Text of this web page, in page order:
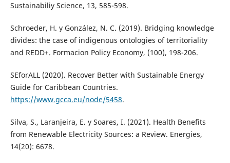
Sustainabiliy Science, 13, 585-598.
Schroeder, H. y González, N. C. (2019). Bridging knowledge
divides: the case of indigenous ontologies of territoriality
and REDD+. Formacion Policy Economy, (100), 198-206.
SEforALL (2020). Recover Better with Sustainable Energy
Guide for Caribbean Countries.
https://www.gcca.eu/node/5458.
Silva, S., Laranjeira, E. y Soares, I. (2021). Health Benefits
from Renewable Electricity Sources: a Review. Energies,
14(20): 6678.